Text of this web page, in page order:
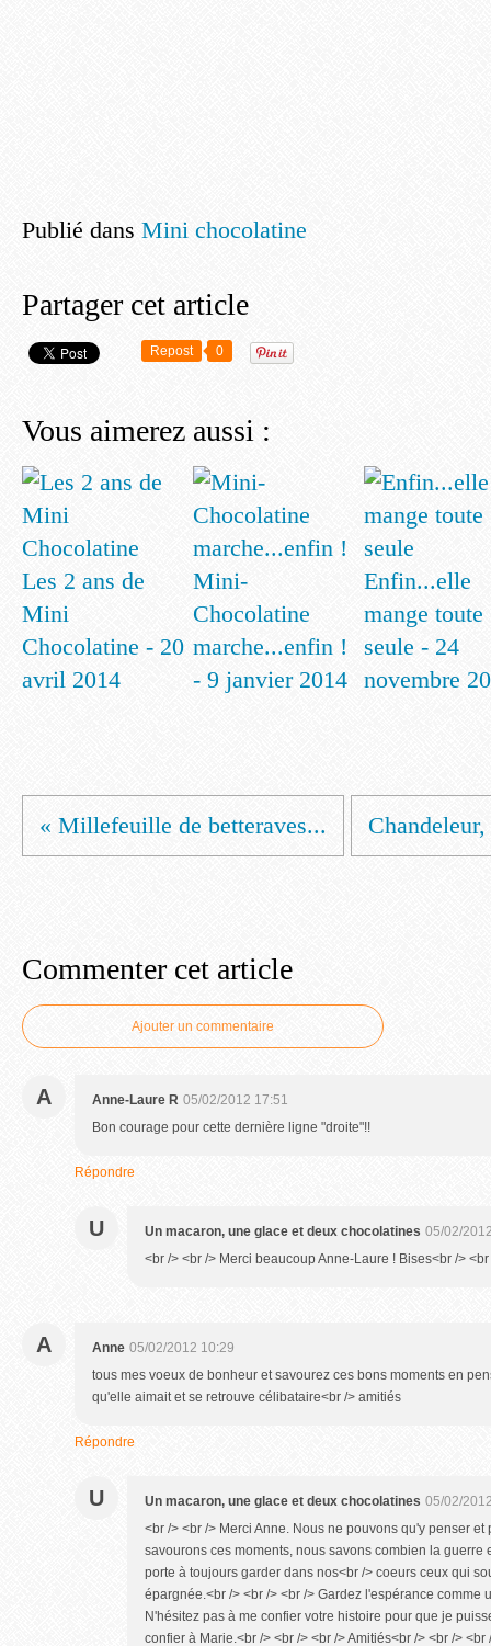
Publié dans Mini chocolatine
Partager cet article
Repost 0
Vous aimerez aussi :
Les 2 ans de
Mini
Chocolatine - 20
avril 2014
Mini-
Chocolatine
marche...enfin !
- 9 janvier 2014
Enfin...elle
mange toute
seule - 24
novembre
« Millefeuille de betteraves...
Commenter cet article
Ajouter un commentaire
A Anne-Laure R 05/02/2012 17:51
Bon courage pour cette dernière ligne "droite"!!
Répondre
U Un macaron, une glace et deux chocolatines 05/02/
<br /> <br /> Merci beaucoup Anne-Laure ! Bises<br /> <br
A Anne 05/02/2012 10:29
tous mes voeux de bonheur et savourez ces bons moments en
qu'elle aimait et se retrouve célibataire<br /> amitiés
Répondre
U Un macaron, une glace et deux chocolatines 05/02/
<br /> <br /> Merci Anne. Nous ne pouvons qu'y penser
savourons ces moments, nous savons combien la guerre
porte à toujours garder dans nos<br /> coeurs ceux qui
épargnée.<br /> <br /> <br /> Gardez l'espérance comme
N'hésitez pas à me confier votre histoire pour que je
confier à Marie.<br /> <br /> <br /> Amitiés<br